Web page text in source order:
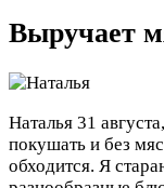
Выручает
Наталья 31
покушать и без
обходится. Я